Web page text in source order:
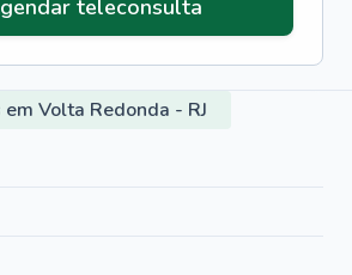
teleconsulta
Volta Redonda - RJ